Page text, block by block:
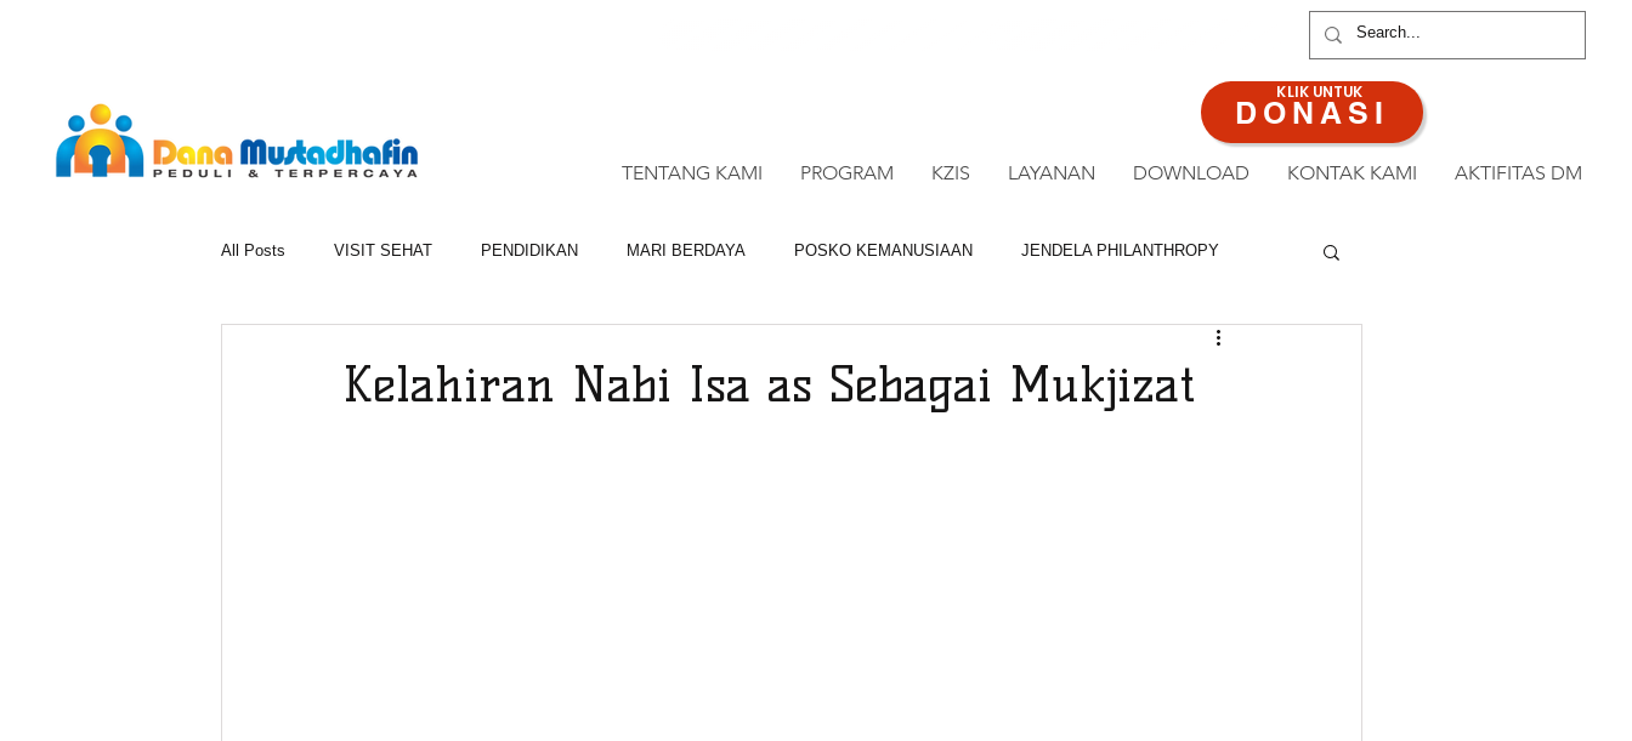
DONASI
KLIK UNTUK
TENTANG KAMI PROGRAM KZIS LAYANAN DOWNLOAD KONTAK KAMI AKTIFITAS DM
All Posts VISIT SEHAT PENDIDIKAN MARI BERDAYA POSKO KEMANUSIAAN JENDELA PHILANTHROPY
Kelahiran Nabi Isa as Sebagai Mukjizat